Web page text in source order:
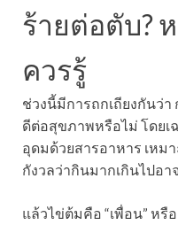
ร้ายต่อตับ?
ควรรู้
ช่วงนี้มีการถกเถียงกันว่
ดีต่อสุขภาพหรือไม่ โดยเ
อุดมด้วยสารอาหาร เห
กังวลว่ากินมากเกินไปอา
แล้วไข่ต้มคือ “เพื่อน” หรื